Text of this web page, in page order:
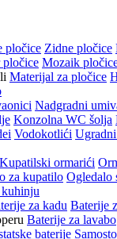
pločice Zidne pločice
Mozaik
Materijal za pločice
Nadgradni
Konzolna WC šolja
Vodokotlići
Kupatilski ormarići
za kupatilo Ogledalo
za kadu Baterije
Baterije za lavabo
baterije